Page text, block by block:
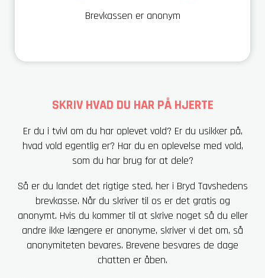
Brevkassen er anonym
SKRIV HVAD DU HAR PÅ HJERTE
Er du i tvivl om du har oplevet vold? Er du usikker på,
hvad vold egentlig er? Har du en oplevelse med vold,
som du har brug for at dele?
Så er du landet det rigtige sted, her i Bryd Tavshedens
brevkasse. Når du skriver til os er det gratis og
anonymt. Hvis du kommer til at skrive noget så du eller
andre ikke længere er anonyme, skriver vi det om, så
anonymiteten bevares. Brevene besvares de dage
chatten er åben.